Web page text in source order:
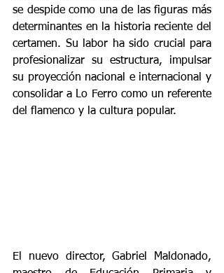
se despide como una de las figuras más
determinantes en la historia reciente del
certamen. Su labor ha sido crucial para
profesionalizar su estructura, impulsar
su proyección nacional e internacional y
consolidar a Lo Ferro como un referente
del flamenco y la cultura popular.
El nuevo director, Gabriel Maldonado,